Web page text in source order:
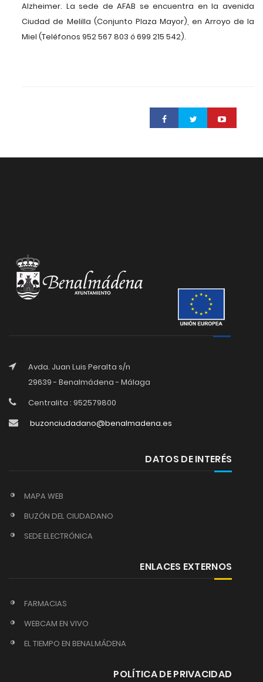
Alzheimer. La sede de AFAB se encuentra en la avenida
Ciudad de Melilla (Conjunto Plaza Mayor), en Arroyo de la
Miel (Teléfonos 952 567 803 ó 699 215 542).
Avda. Juan Luis Peralta s/n
29639 - Benalmádena - Málaga
Centralita : 952579800
buzonciudadano@benalmadena.es
DATOS DE INTERÉS
MAPA WEB
BUZÓN DEL CIUDADANO
SEDE ELECTRÓNICA
ENLACES EXTERNOS
FARMACIAS
WEBCAM EN VIVO
EL TIEMPO EN BENALMÁDENA
POLÍTICA DE PRIVACIDAD